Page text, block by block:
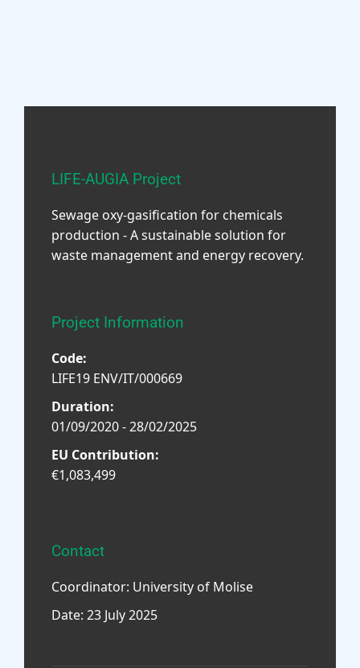
LIFE-AUGIA Project
Sewage oxy-gasification for chemicals
production - A sustainable solution for
waste management and energy recovery.
Project Information
Code:
LIFE19 ENV/IT/000669
Duration:
01/09/2020 - 28/02/2025
EU Contribution:
€1,083,499
Contact
Coordinator: University of Molise
Date: 23 July 2025